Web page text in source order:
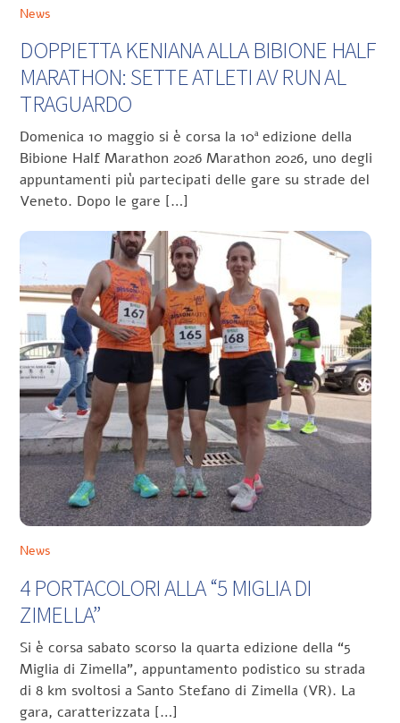
News
DOPPIETTA KENIANA ALLA BIBIONE HALF
MARATHON: SETTE ATLETI AV RUN AL
TRAGUARDO
Domenica 10 maggio si è corsa la 10ª edizione della
Bibione Half Marathon 2026 Marathon 2026, uno degli
appuntamenti più partecipati delle gare su strade del
Veneto. Dopo le gare […]
News
4 PORTACOLORI ALLA “5 MIGLIA DI
ZIMELLA”
Si è corsa sabato scorso la quarta edizione della “5
Miglia di Zimella”, appuntamento podistico su strada
di 8 km svoltosi a Santo Stefano di Zimella (VR). La
gara, caratterizzata […]